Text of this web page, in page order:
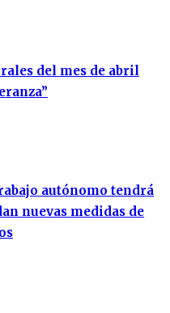
del mes de abril
autónomo tendrá
nuevas medidas de